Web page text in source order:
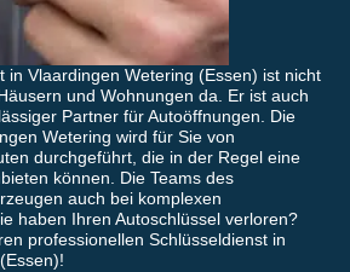
in Vlaardingen Wetering (Essen) ist nicht
und Wohnungen da. Er ist auch
Partner für Autoöffnungen. Die
Wetering wird für Sie von
durchgeführt, die in der Regel eine
können. Die Teams des
auch bei komplexen
haben Ihren Autoschlüssel verloren?
professionellen Schlüsseldienst in